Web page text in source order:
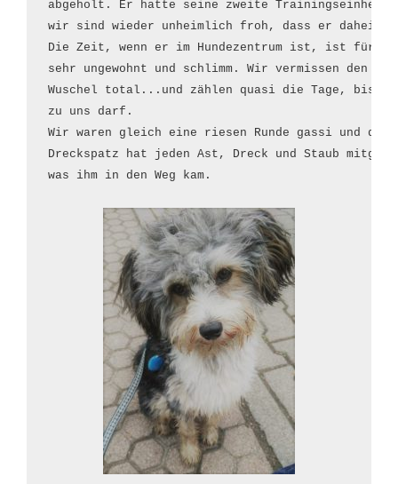
abgeholt. Er hatte seine zweite Trainingseinheit
wir sind wieder unheimlich froh, dass er daheim
Die Zeit, wenn er im Hundezentrum ist, ist für
sehr ungewohnt und schlimm. Wir vermissen den
Wuschel total...und zählen quasi die Tage, bis er
zu uns darf.
Wir waren gleich eine riesen Runde gassi und der
Dreckspatz hat jeden Ast, Dreck und Staub
was ihm in den Weg kam.